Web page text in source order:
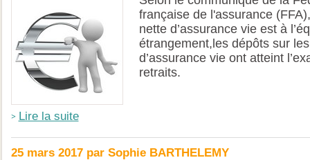
française de l'assurance
nette d’assurance vie est à
étrangement,les dépôts sur
d’assurance vie ont atteint
retraits.
Lire la suite
25 mars 2017 par Sophie BARTHELEMY